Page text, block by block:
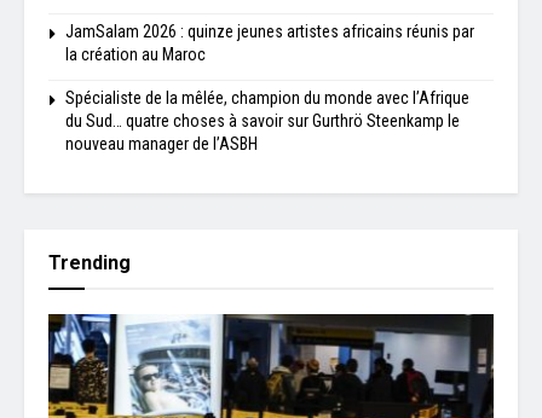
JamSalam 2026 : quinze jeunes artistes africains réunis par
la création au Maroc
Spécialiste de la mêlée, champion du monde avec l’Afrique
du Sud… quatre choses à savoir sur Gurthrö Steenkamp le
nouveau manager de l’ASBH
Trending